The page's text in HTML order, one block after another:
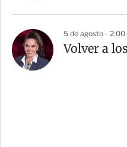
5 de agosto - 2:00
Volver a